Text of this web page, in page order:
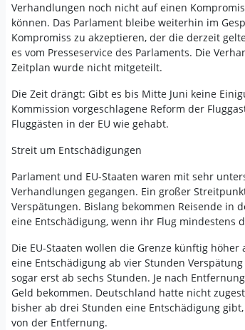
Verhandlungen noch nicht auf einen
können. Das Parlament bleibe weiterhin im
Kompromiss zu akzeptieren, der die derzeit
es vom Presseservice des Parlaments. Die
Zeitplan wurde nicht mitgeteilt.
Die Zeit drängt: Gibt es bis Mitte Juni keine
Kommission vorgeschlagene Reform der
Fluggästen in der EU wie gehabt.
Streit um Entschädigungen
Parlament und EU-Staaten waren mit sehr
Verhandlungen gegangen. Ein großer
Verspätungen. Bislang bekommen Reisende in
eine Entschädigung, wenn ihr Flug mindestens
Die EU-Staaten wollen die Grenze künftig
eine Entschädigung ab vier Stunden
sogar erst ab sechs Stunden. Je nach
Geld bekommen. Deutschland hatte nicht
bisher ab drei Stunden eine Entschädigung
von der Entfernung.